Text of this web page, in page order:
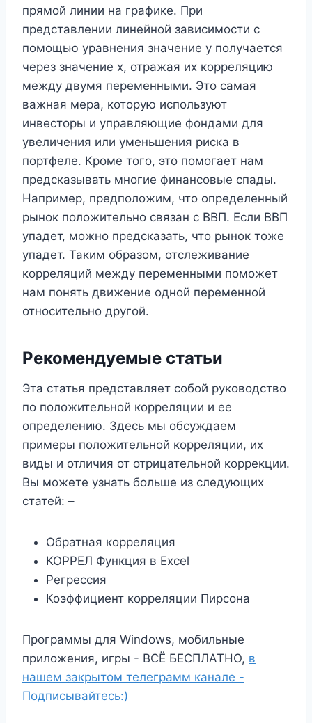
прямой линии на графике. При
представлении линейной зависимости с
помощью уравнения значение y получается
через значение x, отражая их корреляцию
между двумя переменными. Это самая
важная мера, которую используют
инвесторы и управляющие фондами для
увеличения или уменьшения риска в
портфеле. Кроме того, это помогает нам
предсказывать многие финансовые спады.
Например, предположим, что определенный
рынок положительно связан с ВВП. Если ВВП
упадет, можно предсказать, что рынок тоже
упадет. Таким образом, отслеживание
корреляций между переменными поможет
нам понять движение одной переменной
относительно другой.
Рекомендуемые статьи
Эта статья представляет собой руководство
по положительной корреляции и ее
определению. Здесь мы обсуждаем
примеры положительной корреляции, их
виды и отличия от отрицательной коррекции.
Вы можете узнать больше из следующих
статей: –
Обратная корреляция
КОРРЕЛ Функция в Excel
Регрессия
Коэффициент корреляции Пирсона
Программы для Windows, мобильные
приложения, игры - ВСЁ БЕСПЛАТНО, в
нашем закрытом телеграмм канале -
Подписывайтесь:)